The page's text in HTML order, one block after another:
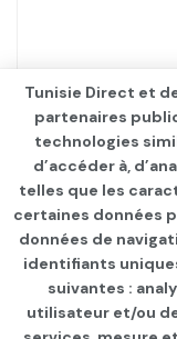
Qui sommes-nous ?
Tunisie Direct et
partenaires
technologies
d’accéder à,
telles que les
certaines données
données de
identifiants
suivantes :
utilisateur et/ou